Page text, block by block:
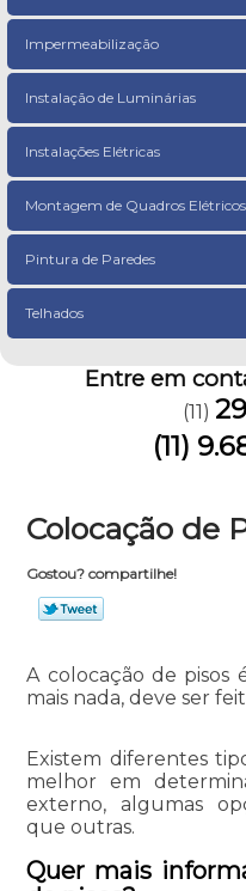
Impermeabilização
Instalação de Luminárias
Instalações Elétricas
Montagem de Quadros Elétricos
Pintura de Paredes
Telhados
Entre em
(11)
(11)
Colocação de
Gostou? compartilhe!
A colocação de pisos
mais nada, deve ser
Existem diferentes
melhor em
externo, algumas
que outras.
Quer mais